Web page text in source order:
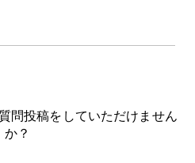
問投稿をしていただけません
か？